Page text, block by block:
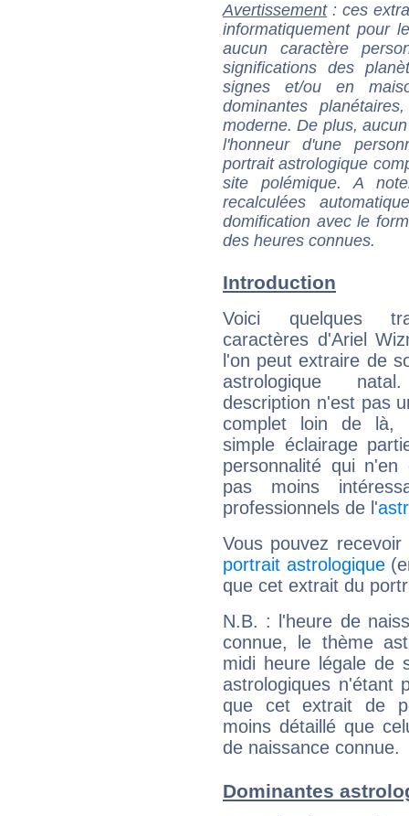
Avertissement: ces
informatiquement pour
aucun caractère
significations des
signes et/ou en
dominantes
moderne. De plus,
l'honneur d'une
portrait astrologique
site polémique. A
recalculées
domification avec le
des heures connues.
Introduction
Voici quelques
caractères d'Ariel
l'on peut extraire de
astrologique
description n'est pas
complet loin de là,
simple éclairage
personnalité qui n'en
pas moins
professionnels de l'
Vous pouvez
portrait astrologique
que cet extrait du
N.B. : l'heure de
connue, le thème
midi heure légale de
astrologiques n'étant
que cet extrait de
moins détaillé que
de naissance connue.
Dominantes